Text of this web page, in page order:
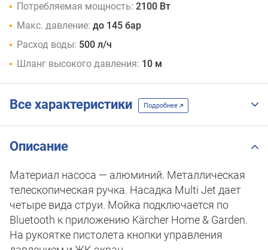
Потребляемая мощность: 2100 Вт
Макс. давление: до 145 бар
Расход воды: 500 л/ч
Шланг высокого давления: 10 м
Все характеристики Подробнее
Описание
Материал насоса — алюминий. Металлическая
телескопическая ручка. Насадка Multi Jet дает
четыре вида струи. Мойка подключается по
Bluetooth к приложению Kärcher Home & Garden.
На рукоятке пистолета кнопки управления